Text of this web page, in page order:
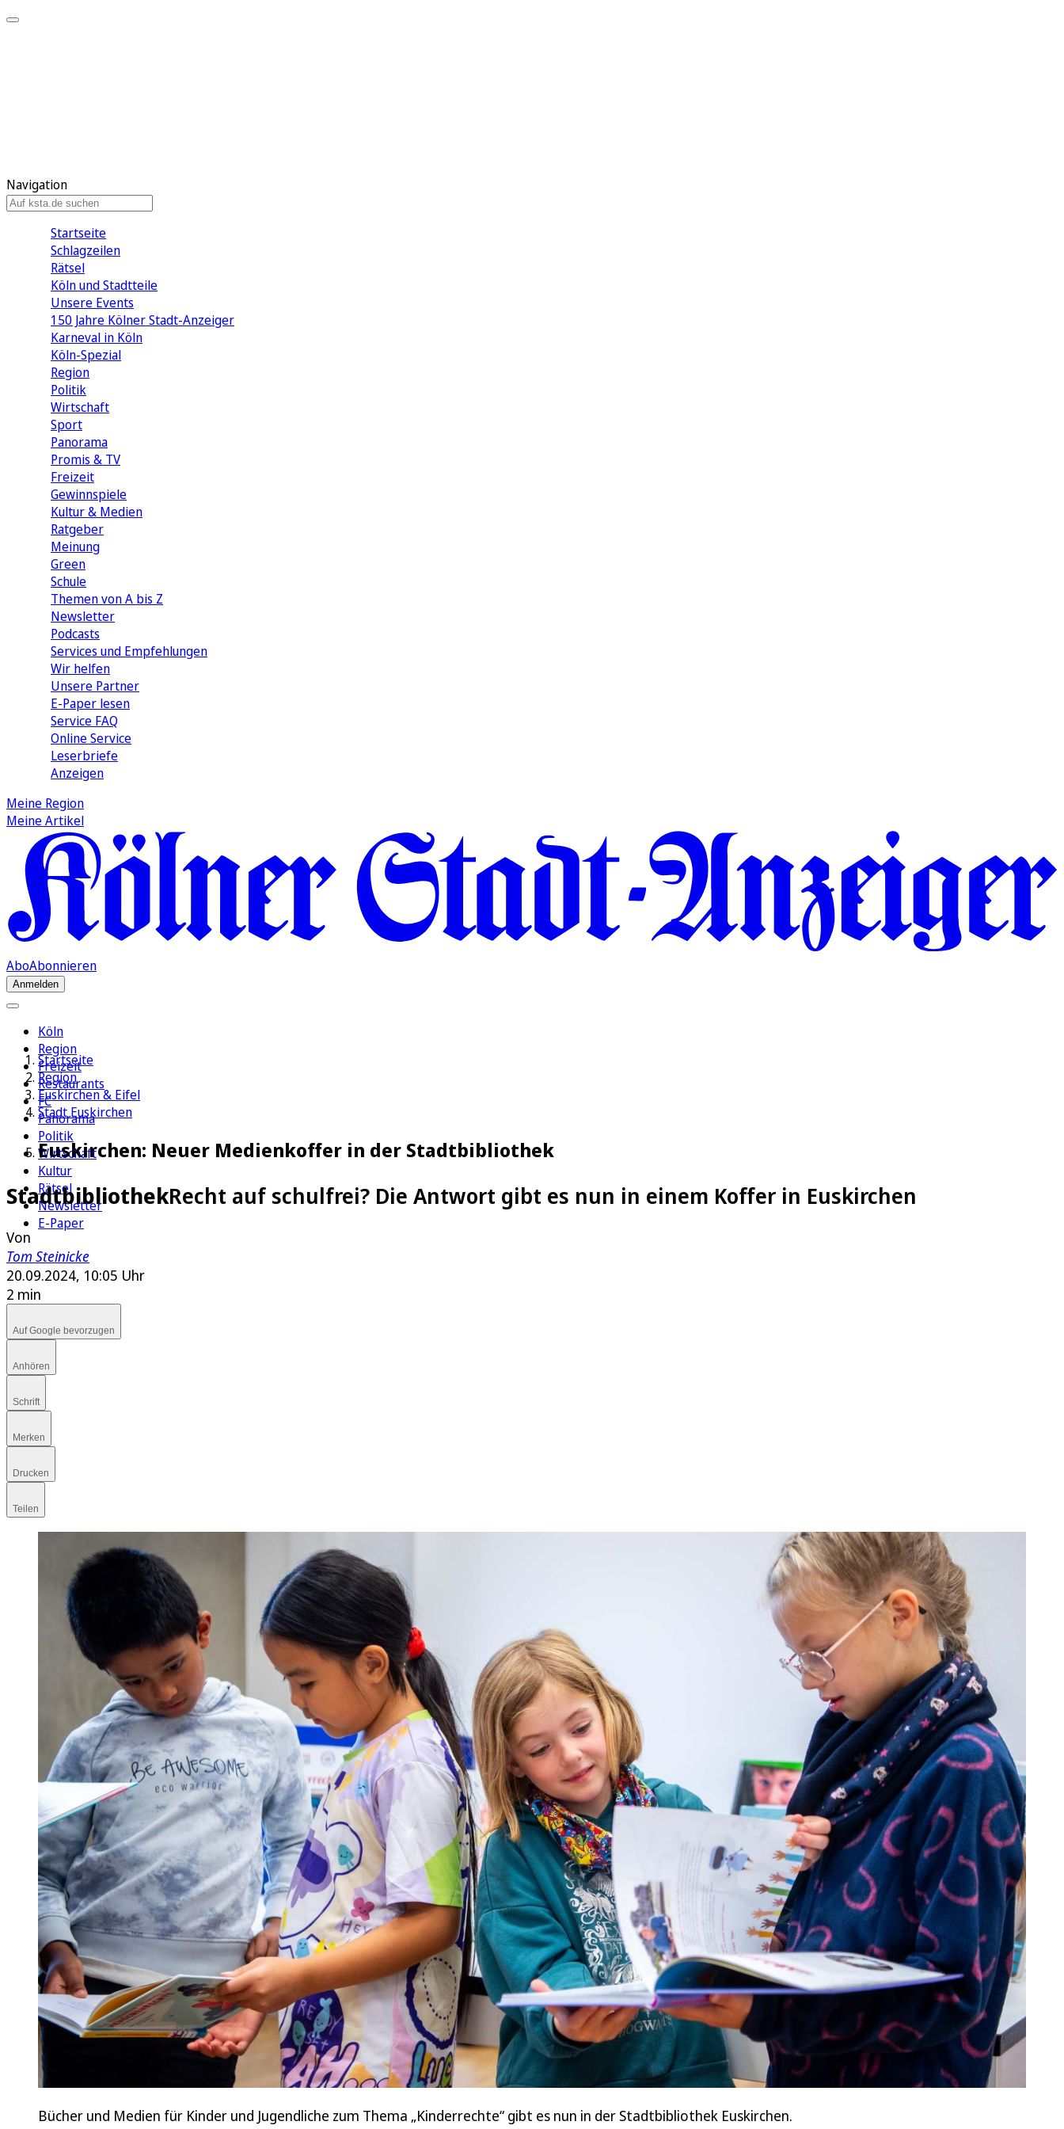
Navigation
Startseite
Schlagzeilen
Rätsel
Köln und Stadtteile
Unsere Events
150 Jahre Kölner Stadt-Anzeiger
Karneval in Köln
Köln-Spezial
Region
Politik
Wirtschaft
Sport
Panorama
Promis & TV
Freizeit
Gewinnspiele
Kultur & Medien
Ratgeber
Meinung
Green
Schule
Themen von A bis Z
Newsletter
Podcasts
Services und Empfehlungen
Wir helfen
Unsere Partner
E-Paper lesen
Service FAQ
Online Service
Leserbriefe
Anzeigen
Meine Region
Meine Artikel
AboAbonnieren
Anmelden
Köln
Region
Freizeit
Restaurants
FC
Panorama
Politik
Wirtschaft
Kultur
Rätsel
Newsletter
E-Paper
Startseite
Region
Euskirchen & Eifel
Stadt Euskirchen
Euskirchen: Neuer Medienkoffer in der Stadtbibliothek
StadtbibliothekRecht auf schulfrei? Die Antwort gibt es nun in einem Koffer in Euskirchen
Von
Tom Steinicke
20.09.2024, 10:05 Uhr
2 min
Auf Google bevorzugen
Anhören
Schrift
Merken
Drucken
Teilen
Bücher und Medien für Kinder und Jugendliche zum Thema „Kinderrechte“ gibt es nun in der Stadtbibliothek Euskirchen.